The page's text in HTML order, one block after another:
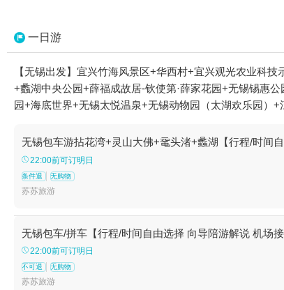
一日游
【无锡出发】宜兴竹海风景区+华西村+宜兴观光农业科
+蠡湖中央公园+薛福成故居-钦使第·薛家花园+无锡锡惠
园+海底世界+无锡太悦温泉+无锡动物园（太湖欢乐园）
江阴店+宜兴竹铭仙境+南禅寺+真人CS拓展联盟（江阴
湾农家乐+善卷洞新宝盛酒店+宜兴竹海九九楼农家土菜
水上乐园+宜兴金沙湾生态农庄+禅意小镇·拈花湾+无锡
+宜兴竹海国际氡泉+华西村机器人世界+九龙湾花星球+
水浒景区(中央电视台无锡影视基地)+铃兰花海露营地+
水世界+天下第一村冰雪王国(华西冰雪世界)+无锡锡惠公
无锡包车游拈花湾+灵山大佛+鼋头渚+蠡湖【行程/时间
22:00前可订明日
条件退 无购物
苏苏旅游
无锡包车/拼车【行程/时间自由选择 向导陪游解说 机场接
22:00前可订明日
不可退 无购物
苏苏旅游